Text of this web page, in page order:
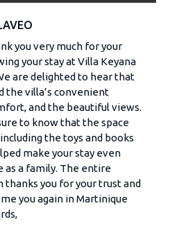
you very much for your
your stay at Villa Keyana
are delighted to hear that
the villa’s convenient
and the beautiful views.
to know that the space
the toys and books
make your stay even
as a family. The entire
thanks you for your trust and
you again in Martinique